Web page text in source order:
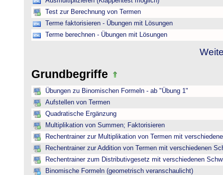
Test zur Berechnung von Termen
Terme faktorisieren - Übungen mit Lösungen
Terme berechnen - Übungen mit Lösungen
Grundbegriffe
Übungen zu Binomischen Formeln - ab "Übung 1"
Aufstellen von Termen
Quadratische Ergänzung
Multiplikation von Summen; Faktorisieren
Rechentrainer zur Multiplikation von Termen mit
Rechentrainer zur Addition von Termen mit verschiedenen
Rechentrainer zum Distributivgesetz mit verschiedenen
Binomische Formeln (geometrisch veranschaulicht)